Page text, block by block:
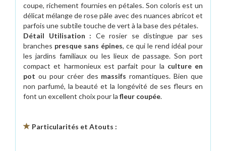
coupe, richement fournies en pétales. Son coloris est un
délicat mélange de rose pâle avec des nuances abricot et
parfois une subtile touche de vert à la base des pétales.
Détail Utilisation : Ce rosier se distingue par ses
branches presque sans épines, ce qui le rend idéal pour
les jardins familiaux ou les lieux de passage. Son port
compact et harmonieux est parfait pour la culture en
pot ou pour créer des massifs romantiques. Bien que
non parfumé, la beauté et la longévité de ses fleurs en
font un excellent choix pour la fleur coupée.
Particularités et Atouts :